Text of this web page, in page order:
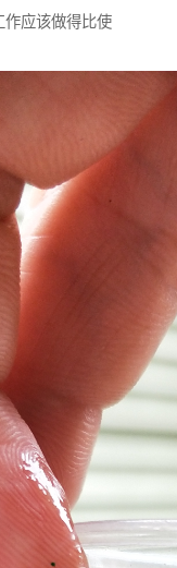
作应该做得比使